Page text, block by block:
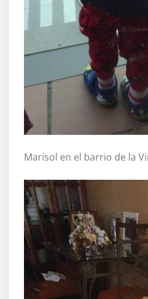
Marisol en el barrio de la